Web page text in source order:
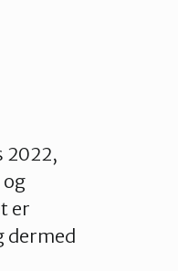
2022,
er
dermed